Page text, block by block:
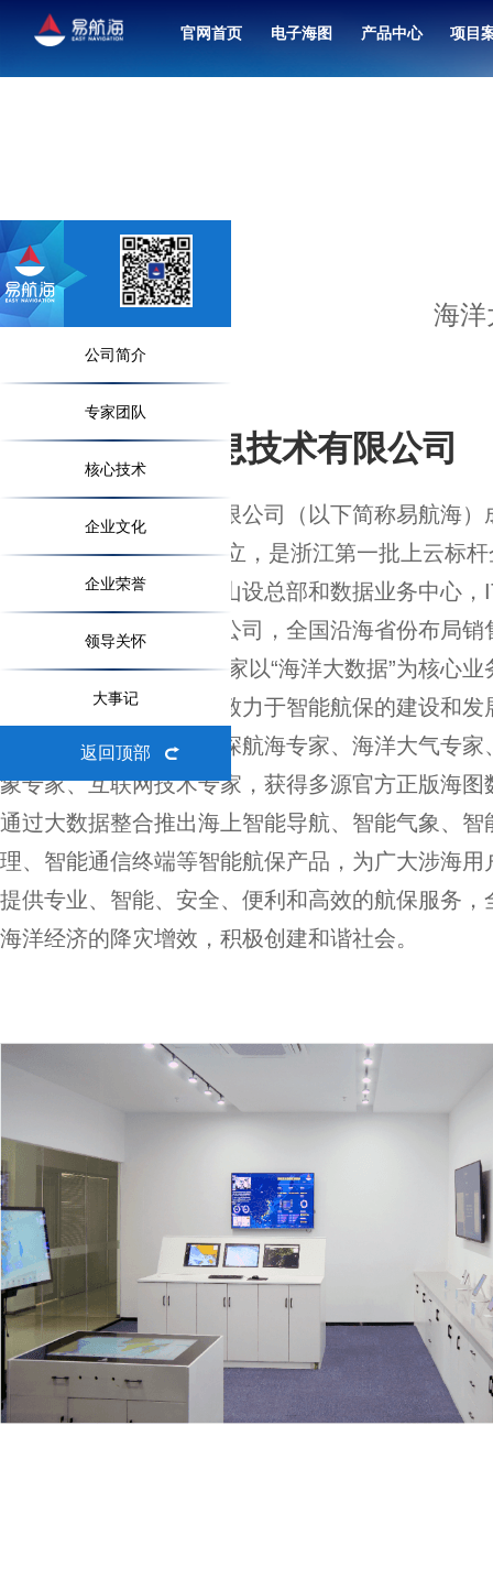
官网首页 电子海图 产品中心 项目
公司简介
专家团队
核心技术
企业文化
企业荣誉
领导关怀
大事记
返回顶部
海洋
浙江易航海信息技术有限公司
浙江易航海信息技术有限公司（以下简称易航海）
2017年，由航保专家创立，是浙江第一批上云标
山市首家上云企业，舟山设总部和数据业务中心，
心，杭州、宁波成立子公司，全国沿海省份布局销
分支机构。 易航海是一家以“海洋大数据”为核心
航海技术创新型企业，致力于智能航保的建设和发
多位海军航保专家、资深航海专家、海洋大气专家
象专家、互联网技术专家，获得多源官方正版海图
通过大数据整合推出海上智能导航、智能气象、智
理、智能通信终端等智能航保产品，为广大涉海用
提供专业、智能、安全、便利和高效的航保服务，
海洋经济的降灾增效，积极创建和谐社会。